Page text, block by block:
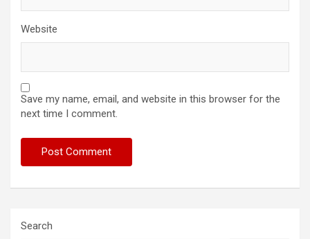
Website
Save my name, email, and website in this browser for the
next time I comment.
Search